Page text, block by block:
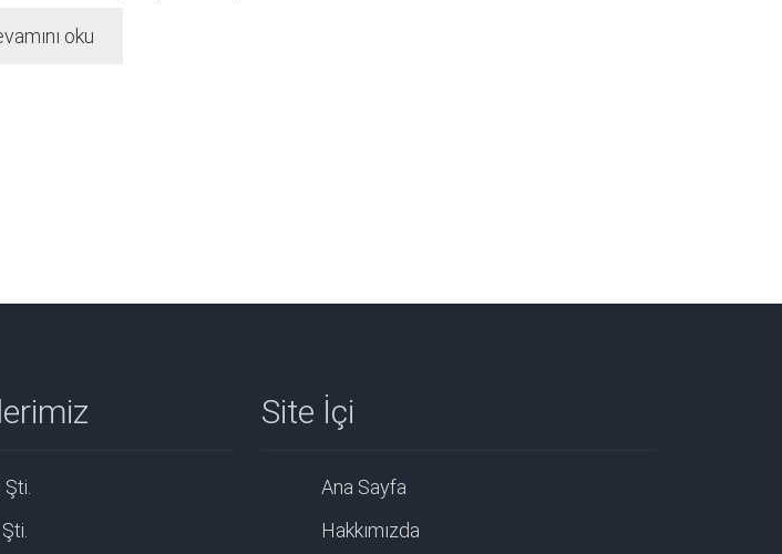
oku
Site İçi
Ana Sayfa
Hakkımızda